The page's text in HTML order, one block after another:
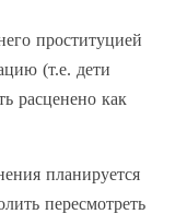
проституцией
(т.е. дети
расценено как
планируется
пересмотреть